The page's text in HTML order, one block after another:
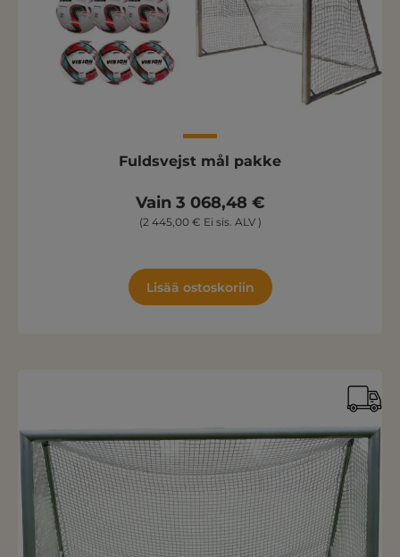
Fuldsvejst mål pakke
Vain 3 068,48 €
(2 445,00 € Ei sis. ALV )
Lisää ostoskoriin